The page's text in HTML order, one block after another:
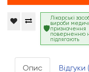
Лікарські
вироби
призначення
поверненню
підлягають
Опис Відгуки